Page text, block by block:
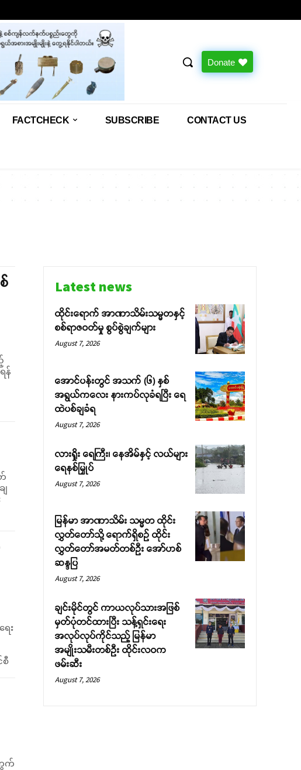
Donate
FACTCHECK SUBSCRIBE CONTACT US
န်
ေး
စီ
က်
Latest news
ထိုင်းရောက် အာဏာသိမ်းသမ္မတနှင့်
စစ်ရာဇဝတ်မှု စွပ်စွဲချက်များ
August 7, 2026
အောင်ပန်းတွင် အသက် (၆) နှစ်
အရွယ်ကလေး နားကပ်လုခံရပြီး ရေ
ထဲပစ်ချခံရ
August 7, 2026
လားရှိုး ရေကြီး၊ နေအိမ်နှင့် လယ်များ
ရေနစ်မြှုပ်
August 7, 2026
မြန်မာ အာဏာသိမ်း သမ္မတ ထိုင်း
လွှတ်တော်သို့ ရောက်ရှိစဉ် ထိုင်း
လွှတ်တော်အမတ်တစ်ဦး အော်ဟစ်
ဆန္ဒပြ
August 7, 2026
ချင်းမိုင်တွင် ကာယလုပ်သားအဖြစ်
မှတ်ပုံတင်ထားပြီး သန့်ရှင်းရေး
အလုပ်လုပ်ကိုင်သည့် မြန်မာ
အမျိုးသမီးတစ်ဦး ထိုင်းလဝက
ဖမ်းဆီး
August 7, 2026